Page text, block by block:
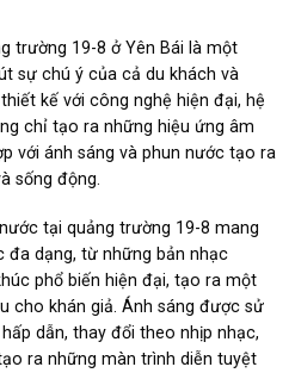
trường 19-8 ở Yên Bái là một
sự chú ý của cả du khách và
kế với công nghệ hiện đại, hệ
chỉ tạo ra những hiệu ứng âm
với ánh sáng và phun nước tạo ra
sống động.
tại quảng trường 19-8 mang
đa dạng, từ những bản nhạc
phổ biến hiện đại, tạo ra một
cho khán giả. Ánh sáng được sử
dẫn, thay đổi theo nhịp nhạc,
ra những màn trình diễn tuyệt